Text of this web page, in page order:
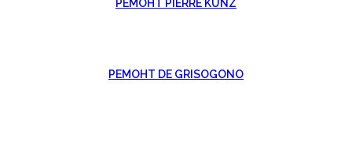
РЕМОНТ PIERRE KUNZ
РЕМОНТ DE GRISOGONO